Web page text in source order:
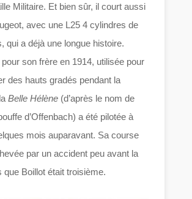
Militaire. Et bien sûr, il court aussi
avec une L25 4 cylindres de
qui a déjà une longue histoire.
son frère en 1914, utilisée pour
des hauts gradés pendant la
Belle Hélène (d’après le nom de
d’Offenbach) a été pilotée à
mois auparavant. Sa course
par un accident peu avant la
que Boillot était troisième.